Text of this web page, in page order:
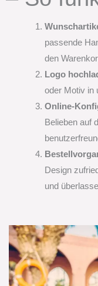
passende
den
Logo
oder Motiv in
Online-
Belieben auf
Design
und